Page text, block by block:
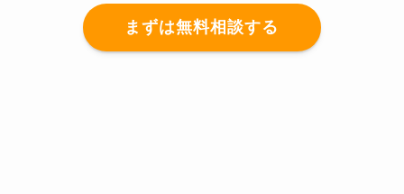
まずは無料相談する